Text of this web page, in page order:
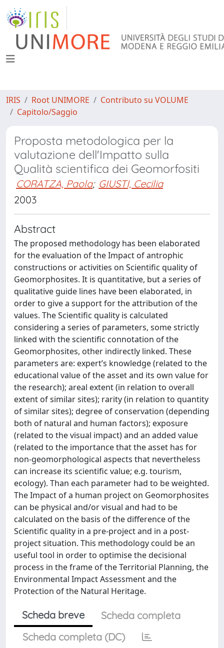
IRIS Root UNIMORE
Contributo su VOLUME
Capitolo/Saggio
Proposta metodologica per la
valutazione dell'Impatto sulla
Qualità scientifica dei Geomorfositi
CORATZA, Paola; GIUSTI, Cecilia
2003
Abstract
The proposed methodology has been elaborated
for the evaluation of the Impact of antrophic
constructions or activities on Scientific quality of
Geomorphosites. It is quantitative, but a series of
qualitative guide lines have been elaborated, in
order to give a support for the attribution of the
values. The Scientific quality is calculated
considering a series of parameters, some strictly
linked with the scientific connotation of the
Geomorphosites, other indirectly linked. These
parameters are: expert’s knowledge (related to the
educational value of the asset and its own value for
the research); areal extent (in relation to overall
extent of similar sites); rarity (in relation to quantity
of similar sites); degree of conservation (depending
both of natural and human factors); exposure
(related to the visual impact) and an added value
(related to the importance that the asset has for
non-geomorphological aspects that nevertheless
can increase its scientific value; e.g. tourism,
ecology). Than each parameter had to be weighted.
The Impact of a human project on Geomorphosites
can be physical and/or visual and had to be
calculated on the basis of the difference of the
Scientific quality in a pre-project and in a post-
project situation. This methodology could be an
useful tool in order to optimise the decisional
process in the frame of the Territorial Planning, the
Environmental Impact Assessment and the
Protection of the Natural Heritage.
Scheda breve
Scheda completa
Scheda completa (DC)